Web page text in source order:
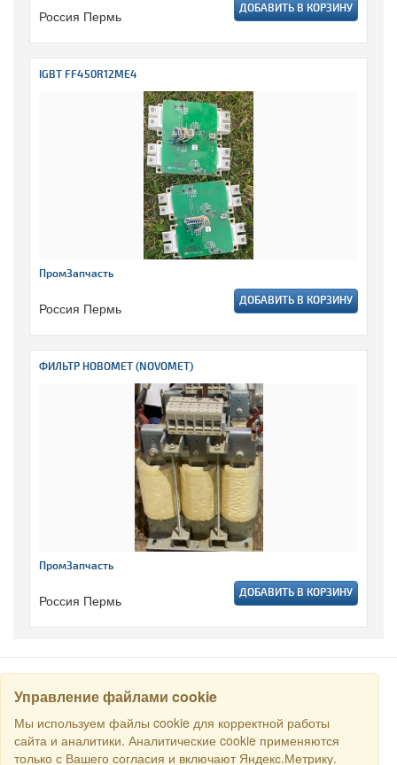
Россия Пермь ДОБАВИТЬ В КОРЗИНУ
IGBT FF450R12ME4
ПромЗапчасть
Россия Пермь ДОБАВИТЬ В КОРЗИНУ
ФИЛЬТР НОВОМЕТ (NOVOMET)
ПромЗапчасть
Россия Пермь ДОБАВИТЬ В КОРЗИНУ
Управление файлами cookie
Мы используем файлы cookie для корректной работы
сайта и аналитики. Аналитические cookie применяются
только с Вашего согласия и включают Яндекс.Метрику.
Все права защищены © 2016 Торговый Дом РСДС. E-mail: